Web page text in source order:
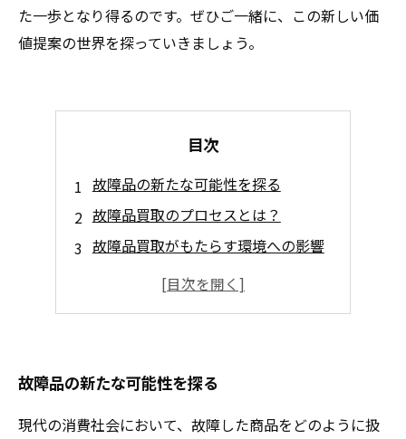
た一歩となり得るのです。ぜひご一緒に、この新しい価
値提案の世界を探っていきましょう。
目次
故障品の新たな可能性を探る
故障品買取のプロセスとは？
故障品買取がもたらす環境への影響
事例から見る故障品買取の成功
故障品の新たな可能性を探る
現代の消費社会において、故障した商品をどのように扱